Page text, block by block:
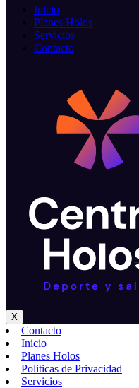
Inicio
Planes Holos
Servicios
Contacto
X
Contacto
Inicio
Planes Holos
Politicas de Privacidad
Servicios